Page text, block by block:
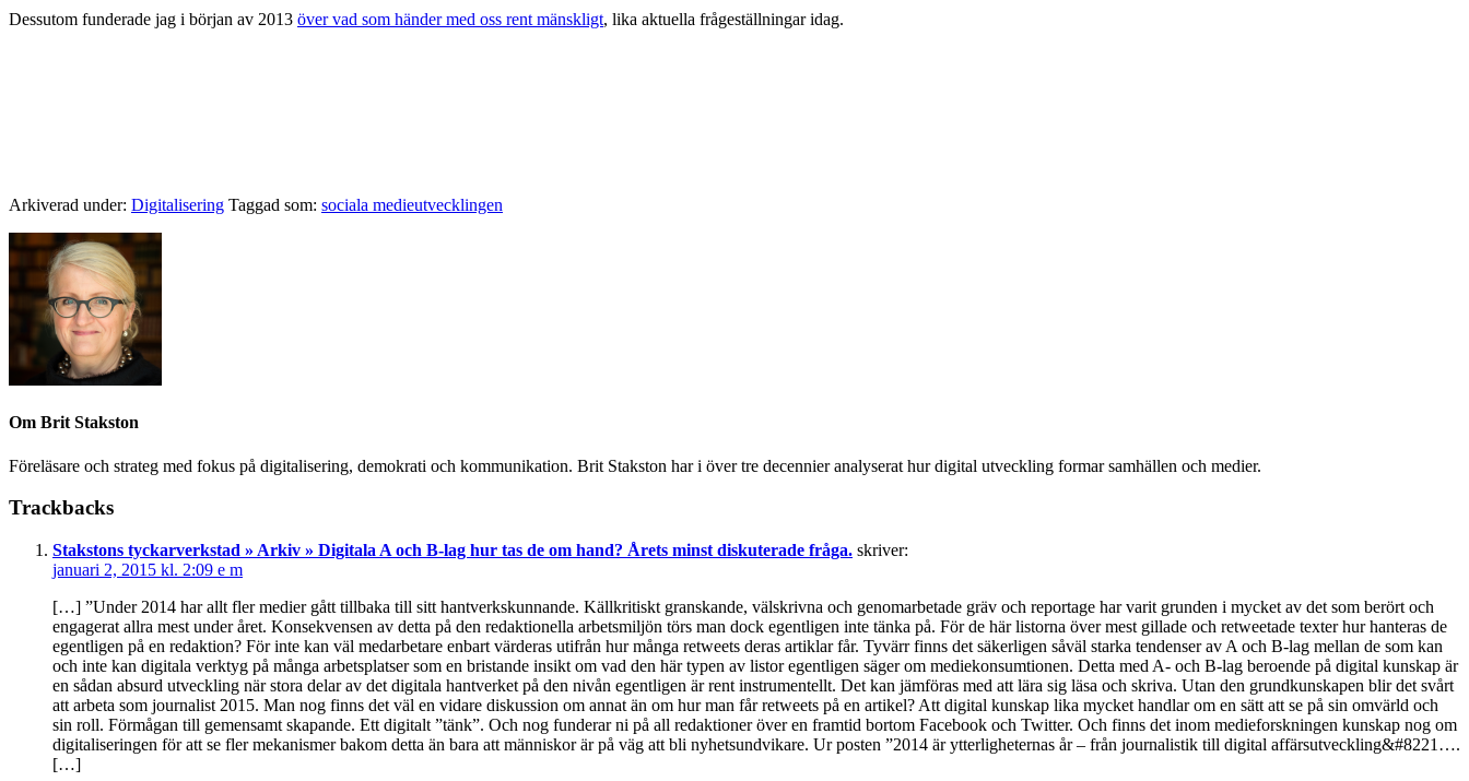
Dessutom funderade jag i början av 2013 över vad som händer med oss rent mänskligt, lika aktuella frågeställningar idag.
Arkiverad under: Digitalisering Taggad som: sociala medieutvecklingen
Om Brit Stakston
Föreläsare och strateg med fokus på digitalisering, demokrati och kommunikation. Brit Stakston har i över tre decennier analyserat hur digital utveckling formar samhällen och medier.
Trackbacks
Stakstons tyckarverkstad » Arkiv » Digitala A och B-lag hur tas de om hand? Årets minst diskuterade fråga. skriver:
januari 2, 2015 kl. 2:09 e m
[…] ”Under 2014 har allt fler medier gått tillbaka till sitt hantverkskunnande. Källkritiskt granskande, välskrivna och genomarbetade gräv och reportage har varit grunden i mycket av det som berört och
engagerat allra mest under året. Konsekvensen av detta på den redaktionella arbetsmiljön törs man dock egentligen inte tänka på. För de här listorna över mest gillade och retweetade texter hur hanteras de
egentligen på en redaktion? För inte kan väl medarbetare enbart värderas utifrån hur många retweets deras artiklar får. Tyvärr finns det säkerligen såväl starka tendenser av A och B-lag mellan de som kan
och inte kan digitala verktyg på många arbetsplatser som en bristande insikt om vad den här typen av listor egentligen säger om mediekonsumtionen. Detta med A- och B-lag beroende på digital kunskap är
en sådan absurd utveckling när stora delar av det digitala hantverket på den nivån egentligen är rent instrumentellt. Det kan jämföras med att lära sig läsa och skriva. Utan den grundkunskapen blir det svårt
att arbeta som journalist 2015. Man nog finns det väl en vidare diskussion om annat än om hur man får retweets på en artikel? Att digital kunskap lika mycket handlar om en sätt att se på sin omvärld och
sin roll. Förmågan till gemensamt skapande. Ett digitalt ”tänk”. Och nog funderar ni på all redaktioner över en framtid bortom Facebook och Twitter. Och finns det inom medieforskningen kunskap nog om
digitaliseringen för att se fler mekanismer bakom detta än bara att människor är på väg att bli nyhetsundvikare. Ur posten ”2014 är ytterligheternas år – från journalistik till digital affärsutveckling&#8221….
[…]